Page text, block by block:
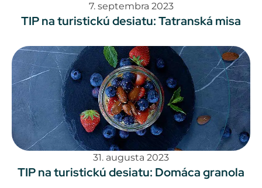
7. septembra 2023
TIP na turistickú desiatu: Tatranská misa
31. augusta 2023
TIP na turistickú desiatu: Domáca granola